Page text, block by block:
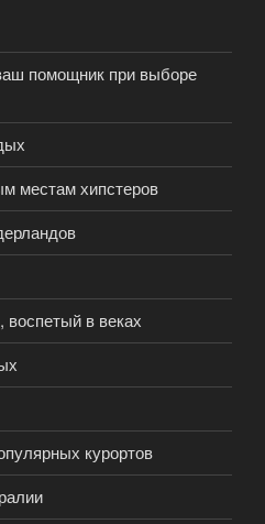
помощник при выборе
местам хипстеров
воспетый в веках
курортов